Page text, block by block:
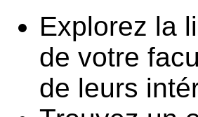
Explorez la
de votre
de leurs